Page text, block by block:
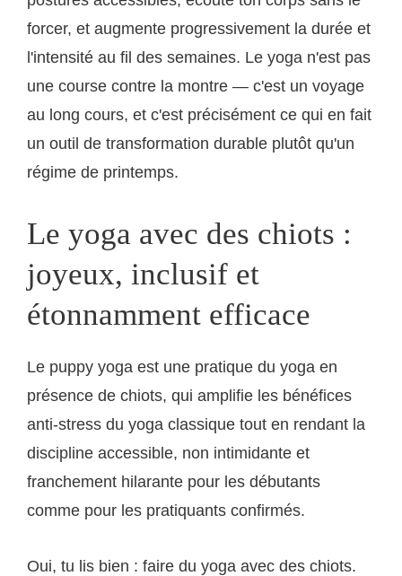
forcer, et augmente progressivement la durée et
l'intensité au fil des semaines. Le yoga n'est pas
une course contre la montre — c'est un voyage
au long cours, et c'est précisément ce qui en fait
un outil de transformation durable plutôt qu'un
régime de printemps.
Le yoga avec des chiots :
joyeux, inclusif et
étonnamment efficace
Le puppy yoga est une pratique du yoga en
présence de chiots, qui amplifie les bénéfices
anti-stress du yoga classique tout en rendant la
discipline accessible, non intimidante et
franchement hilarante pour les débutants
comme pour les pratiquants confirmés.
Oui, tu lis bien : faire du yoga avec des chiots.